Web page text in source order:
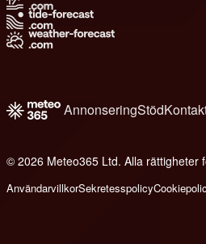
AnnonseringStöd
© 2026 Meteo365 Ltd. Alla rättigheter
AnvändarvillkorSekretesspolicy